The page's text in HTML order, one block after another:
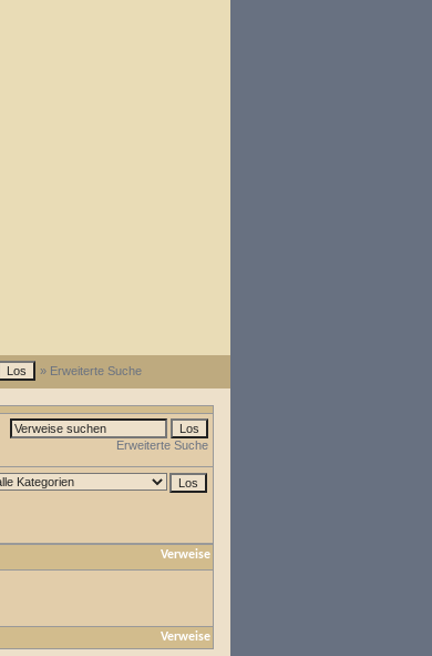
» Erweiterte Suche
Erweiterte Suche
Verweise
Verweise